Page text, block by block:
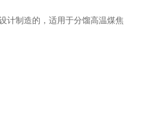
计制造的，适用于分馏高温煤焦